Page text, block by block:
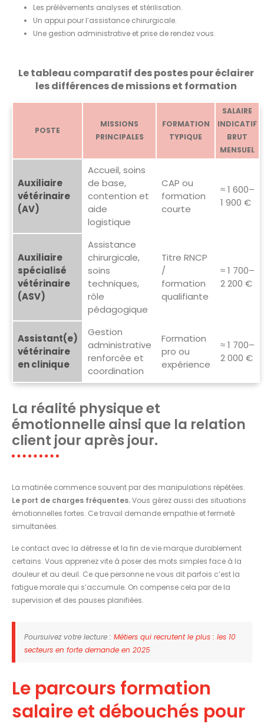
Les prélèvements analyses et stérilisation.
Un appui pour l’assistance chirurgicale.
Une gestion administrative et prise de rendez vous.
Le tableau comparatif des postes pour éclairer
les différences de missions et formation
POSTE
MISSIONS
PRINCIPALES
FORMATION
TYPIQUE
SALAIRE
INDICATIF
BRUT
MENSUEL
Auxiliaire
vétérinaire
(AV)
Accueil, soins
de base,
contention et
aide
logistique
CAP ou
formation
courte
≈ 1 600–
1 900 €
Auxiliaire
spécialisé
vétérinaire
(ASV)
Assistance
chirurgicale,
soins
techniques,
rôle
pédagogique
Titre RNCP
/
formation
qualifiante
≈ 1 700–
2 200 €
Assistant(e)
vétérinaire
en clinique
Gestion
administrative
renforcée et
coordination
Formation
pro ou
expérience
≈ 1 700–
2 000 €
La réalité physique et
émotionnelle ainsi que la relation
client jour après jour.
La matinée commence souvent par des manipulations répétées.
Le port de charges fréquentes.Vous gérez aussi des situations
émotionnelles fortes. Ce travail demande empathie et fermeté
simultanées.
Le contact avec la détresse et la fin de vie marque durablement
certains. Vous apprenez vite à poser des mots simples face à la
douleur et au deuil. Ce que personne ne vous dit parfois c’est la
fatigue morale qui s’accumule. On compense cela par de la
supervision et des pauses planifiées.
Poursuivez votre lecture : Métiers qui recrutent le plus : les 10
secteurs en forte demande en 2025
Le parcours formation
salaire et débouchés pour